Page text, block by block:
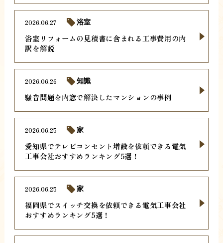
浴室リフォームの見積書に含まれる工事費用の内
訳を解説
2026.06.27 浴室
騒音問題を内窓で解決したマンションの事例
2026.06.26 知識
愛知県でテレビコンセント増設を依頼できる電気
工事会社おすすめランキング5選！
2026.06.25 家
福岡県でスイッチ交換を依頼できる電気工事会社
おすすめランキング5選！
2026.06.25 家